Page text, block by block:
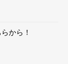
から！